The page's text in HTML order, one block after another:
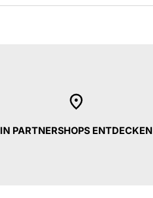
IN PARTNERSHOPS ENTDECKEN